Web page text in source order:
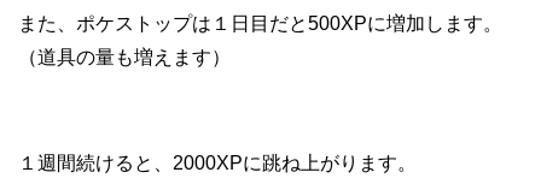
また、ポケストップは１日目だと500XPに増加します。
（道具の量も増えます）
１週間続けると、2000XPに跳ね上がります。